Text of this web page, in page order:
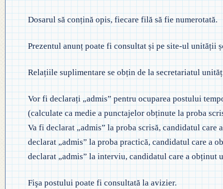
Dosarul să conțină opis, fiecare filă să fie numerotată.
Prezentul anunț poate fi consultat și pe site-ul unității
Relațiile suplimentare se obțin de la secretariatul
Vor fi declarați „admis” pentru ocuparea postului
(calculate ca medie a punctajelor obținute la proba
Va fi declarat „admis” la proba scrisă, candidatul
declarat „admis” la proba practică, candidatul care a
declarat „admis” la interviu, candidatul care a obținut
Fişa postului poate fi consultată la avizier.